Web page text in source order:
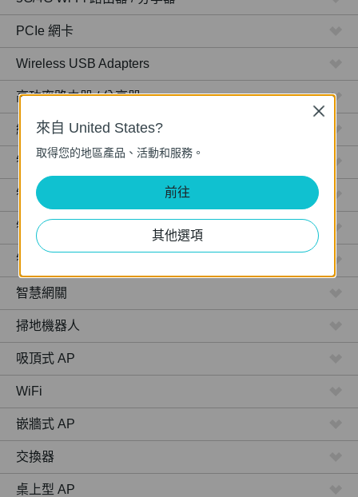
PCIe 網卡
Wireless USB Adapters
高功率路由器 / 分享器
網路攝影機
智慧型插座
智慧型燈泡
智慧開關
智慧感應器
智慧網關
掃地機器人
吸頂式 AP
WiFi
嵌牆式 AP
交換器
桌上型 AP
來自 United States?
取得您的地區產品、活動和服務。
前往
其他選項
Close